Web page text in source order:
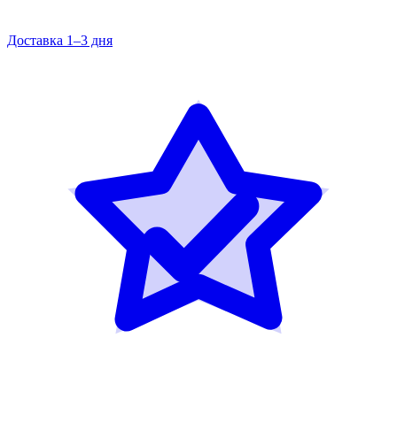
Доставка 1–3 дня